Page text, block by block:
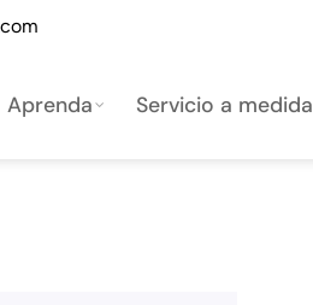
Aprenda Servicio a medida